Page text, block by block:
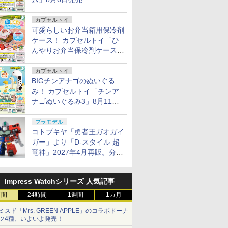
カプセルトイ
可愛らしいお弁当箱用保冷剤
ケース！ カプセルトイ「ひ
んやりお弁当保冷剤ケース
カプセルトイ
BIGチンアナゴのぬいぐる
み！ カプセルトイ「チンア
ナゴぬいぐるみ3」8月11日
プラモデル
コトブキヤ「勇者王ガオガイ
ガー」より「D-スタイル 超
竜神」2027年4月再販。分離
Impress Watchシリーズ 人気記事
24時間 1週間 1カ月
スド「Mrs. GREEN APPLE」のコラボドーナ
4種、いよいよ発売！